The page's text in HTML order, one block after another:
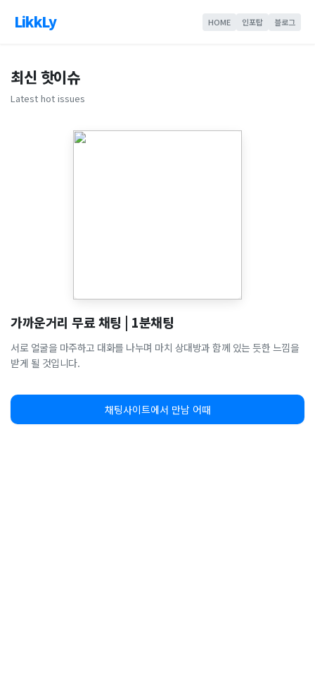
LikkLy HOME 인포탑 블로그
최신 핫이슈
Latest hot issues
가까운거리 무료 채팅 | 1분채팅
서로 얼굴을 마주하고 대화를 나누며 마치 상대방과 함께 있는 듯한 느낌을
받게 될 것입니다.
채팅사이트에서 만남 어때